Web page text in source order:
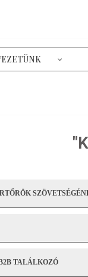
TALÁLKOZÓ